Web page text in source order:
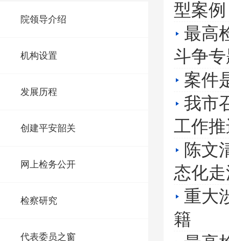
院领导介绍
机构设置
发展历程
创建平安韶关
网上检务公开
检察研究
代表委员之窗
型案例
最高
斗争
案件
我市
工作
陈文
态化
重大
籍